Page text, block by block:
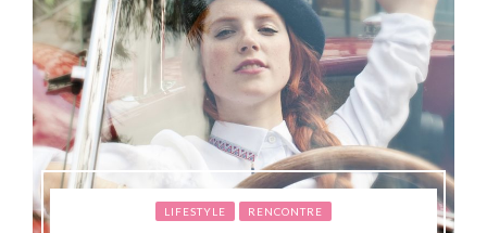
LIFESTYLE RENCONTRE